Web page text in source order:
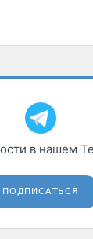
в нашем
ПОДПИСАТЬСЯ